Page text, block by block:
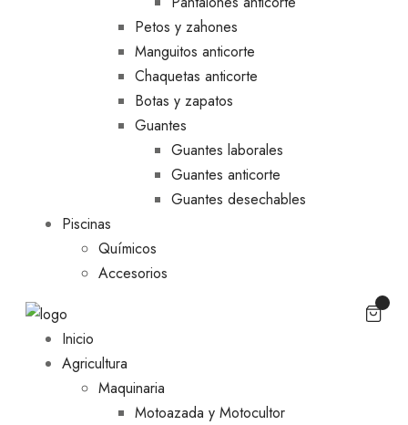
Petos y zahones
Manguitos anticorte
Chaquetas anticorte
Botas y zapatos
Guantes
Guantes laborales
Guantes anticorte
Guantes desechables
Piscinas
Químicos
Accesorios
Inicio
Agricultura
Maquinaria
Motoazada y Motocultor